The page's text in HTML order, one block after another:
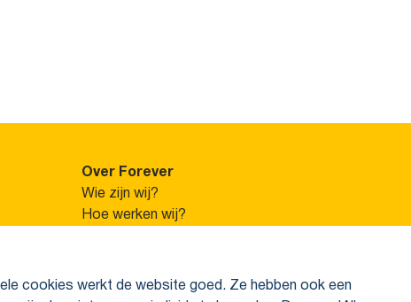
cookies werkt de website goed. Ze hebben ook een
Over Forever
Wie zijn wij?
Hoe werken wij?
Aloë vera